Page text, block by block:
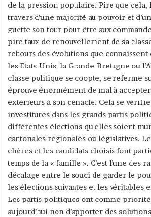
de la pression populaire. Pire que cela,
travers d’une majorité au pouvoir et
guette son tour pour être aux
pire taux de renouvellement de sa
rebours des évolutions que connaissent
les Etats-Unis, la Grande-Bretagne ou
classe politique se coopte, se referme
éprouve énormément de mal à
extérieurs à son cénacle. Cela se
investitures dans les grands partis
différentes élections qu’elles soient
cantonales régionales ou législatives.
chères et les candidats choisis font
temps de la « famille ». C’est l’une des
décalage entre le souci de garder le
les élections suivantes et les véritables
Les partis politiques ont comme
aujourd’hui non d’apporter des